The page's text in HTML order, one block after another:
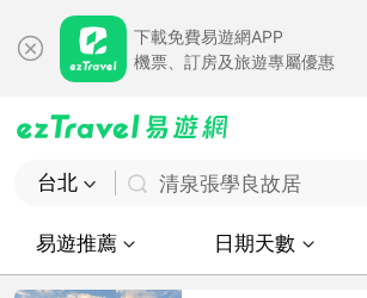
下載免費易遊網APP
機票、訂房及旅遊專屬優惠
台北 清泉張學良故居
易遊推薦 日期天數